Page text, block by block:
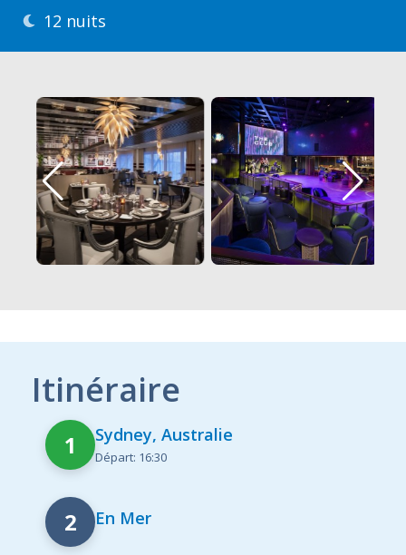
12 nuits
Itinéraire
1 Sydney, Australie
Départ: 16:30
2 En Mer